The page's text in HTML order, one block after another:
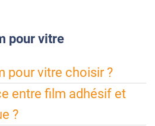
pour vitre
pour vitre choisir ?
entre film adhésif et
?